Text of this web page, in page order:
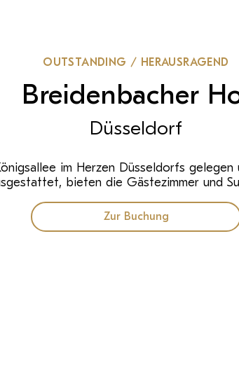
OUTSTANDING / HERAUSRAGEND
Breidenbacher
Düsseldorf
im Herzen Düsseldorfs
bieten die Gästezimmer und
Zur Buchung